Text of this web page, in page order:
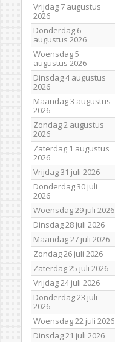
Vrijdag 7 augustus
2026
Donderdag 6
augustus 2026
Woensdag 5
augustus 2026
Dinsdag 4 augustus
2026
Maandag 3 augustus
2026
Zondag 2 augustus
2026
Zaterdag 1 augustus
2026
Vrijdag 31 juli 2026
Donderdag 30 juli
2026
Woensdag 29 juli 2026
Dinsdag 28 juli 2026
Maandag 27 juli 2026
Zondag 26 juli 2026
Zaterdag 25 juli 2026
Vrijdag 24 juli 2026
Donderdag 23 juli
2026
Woensdag 22 juli 2026
Dinsdag 21 juli 2026